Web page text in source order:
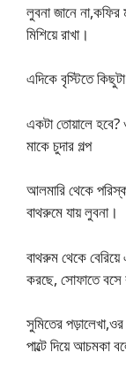
লুবনা জানে
মিশিয়ে রাখা।
এদিকে বৃস্টিতে
একটা তোয়ালে হবে?
মাকে চুদার গল্প
আলমারি থেকে
বাথরুমে যায় লুবনা।
বাথরুম থেকে বেরিয়ে
করছে, সোফাতে বসে
সুমিতের
পাল্টে দিয়ে আচমকা